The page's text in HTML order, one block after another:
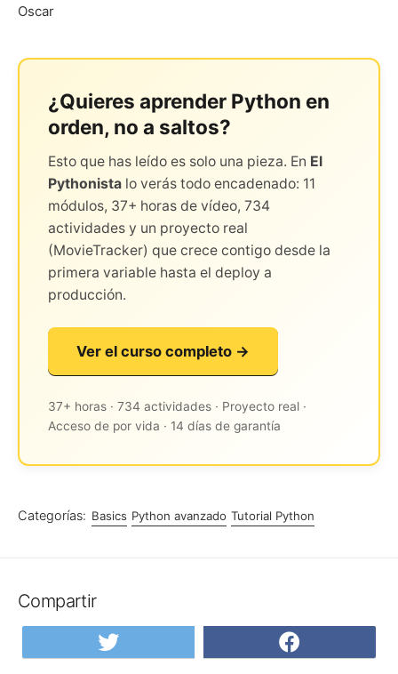
Oscar
¿Quieres aprender Python en
orden, no a saltos?
Esto que has leído es solo una pieza. En El
Pythonista lo verás todo encadenado: 11
módulos, 37+ horas de vídeo, 734
actividades y un proyecto real
(MovieTracker) que crece contigo desde la
primera variable hasta el deploy a
producción.
Ver el curso completo →
37+ horas · 734 actividades · Proyecto real ·
Acceso de por vida · 14 días de garantía
Categorías: Basics Python avanzado Tutorial Python
Compartir
Compartir
en
en